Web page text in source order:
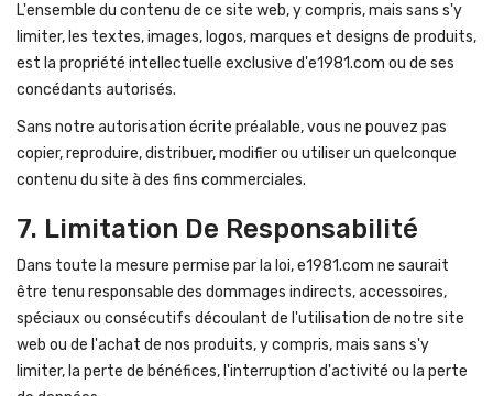
L'ensemble du contenu de ce site web, y compris, mais sans s'y
limiter, les textes, images, logos, marques et designs de produits,
est la propriété intellectuelle exclusive d'e1981.com ou de ses
concédants autorisés.
Sans notre autorisation écrite préalable, vous ne pouvez pas
copier, reproduire, distribuer, modifier ou utiliser un quelconque
contenu du site à des fins commerciales.
7. Limitation De Responsabilité
Dans toute la mesure permise par la loi, e1981.com ne saurait
être tenu responsable des dommages indirects, accessoires,
spéciaux ou consécutifs découlant de l'utilisation de notre site
web ou de l'achat de nos produits, y compris, mais sans s'y
limiter, la perte de bénéfices, l'interruption d'activité ou la perte